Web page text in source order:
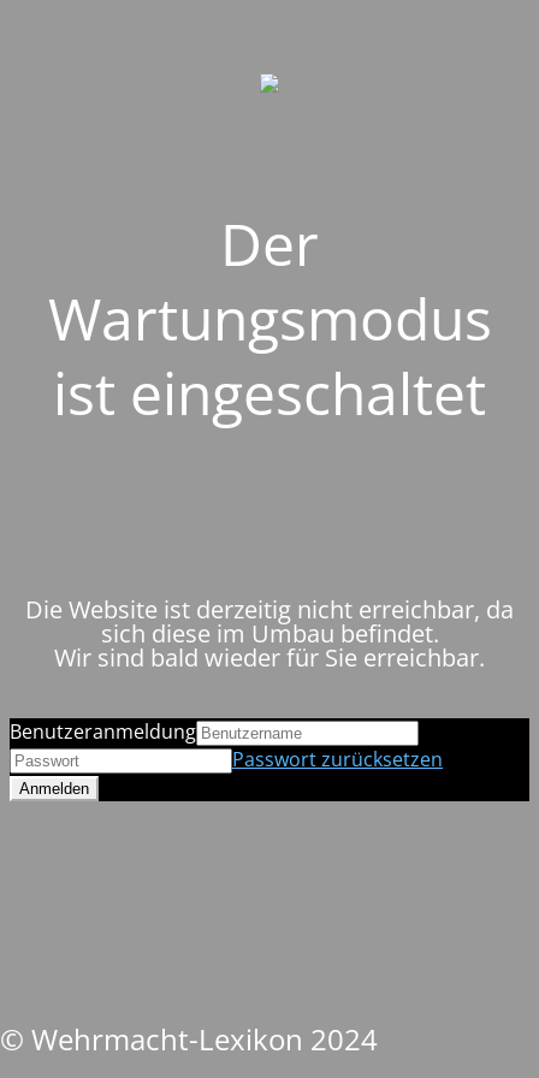
Der
Wartungsmodus
ist eingeschaltet
Die Website ist derzeitig nicht erreichbar, da
sich diese im Umbau befindet.
Wir sind bald wieder für Sie erreichbar.
© Wehrmacht-Lexikon 2024
Benutzeranmeldung
Passwort zurücksetzen